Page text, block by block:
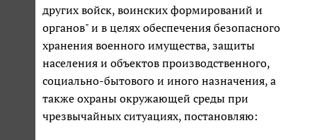
других войск, воинских формирований и
органов" и в целях обеспечения безопасного
хранения военного имущества, защиты
населения и объектов производственного,
социально-бытового и иного назначения, а
также охраны окружающей среды при
чрезвычайных ситуациях, постановляю: